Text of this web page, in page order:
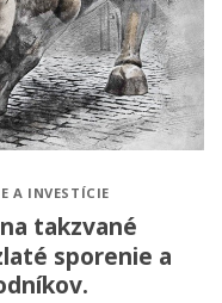
A INVESTÍCIE
takzvané
sporenie a